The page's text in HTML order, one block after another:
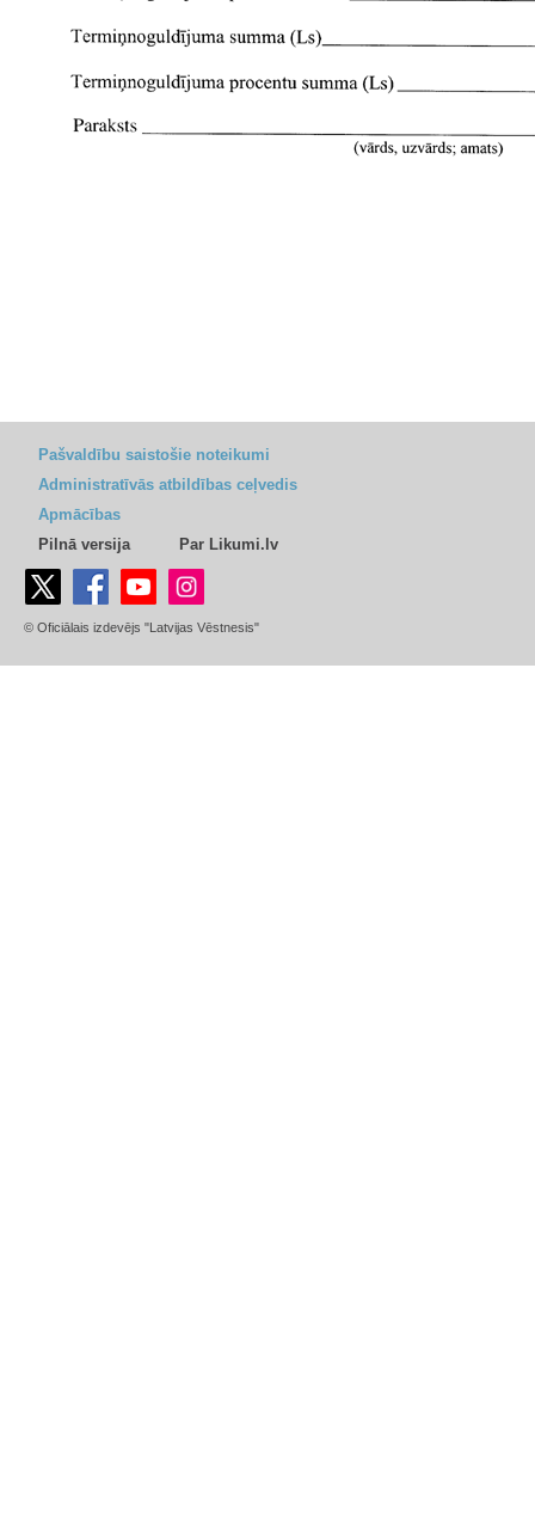
Pašvaldību saistošie noteikumi
Administratīvās atbildības ceļvedis
Apmācības
Pilnā versija
Par Likumi.lv
© Oficiālais izdevējs "Latvijas Vēstnesis"